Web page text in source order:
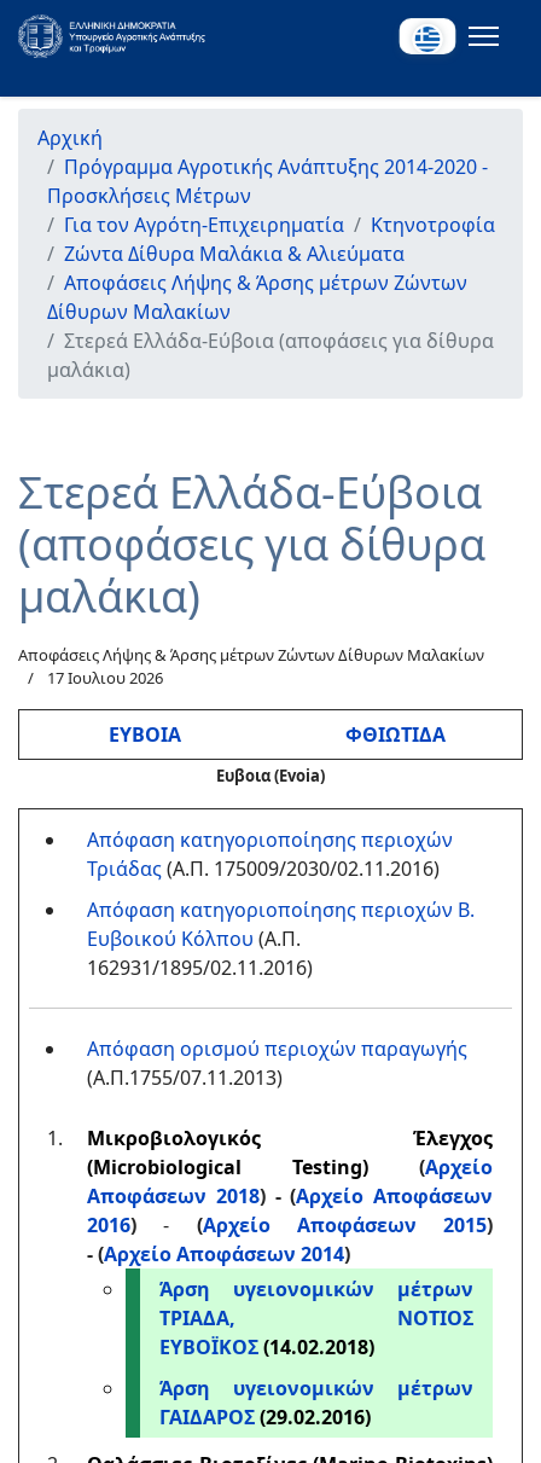
Αρχική
Πρόγραμμα Αγροτικής Ανάπτυξης 2014-2020 -
Προσκλήσεις Μέτρων
Για τον Αγρότη-Επιχειρηματία
Κτηνοτροφία
Ζώντα Δίθυρα Μαλάκια & Αλιεύματα
Αποφάσεις Λήψης & Άρσης μέτρων Ζώντων
Δίθυρων Μαλακίων
Στερεά Ελλάδα-Εύβοια (αποφάσεις για δίθυρα
μαλάκια)
Στερεά Ελλάδα-Εύβοια
(αποφάσεις για δίθυρα
μαλάκια)
Αποφάσεις Λήψης & Άρσης μέτρων Ζώντων Δίθυρων Μαλακίων
17 Ιουλιου 2026
ΕΥΒΟΙΑ ΦΘΙΩΤΙΔΑ
Ευβοια (Evoia)
Απόφαση κατηγοριοποίησης περιοχών
Τριάδας(Α.Π. 175009/2030/02.11.2016)
Απόφαση κατηγοριοποίησης περιοχών Β.
Ευβοικού Κόλπου (Α.Π.
162931/1895/02.11.2016)
Απόφαση ορισμού περιοχών παραγωγής
(Α.Π.1755/07.11.2013)
Μικροβιολογικός Έλεγχος
(Microbiological Testing) (Αρχείο
Αποφάσεων 2018) - (Αρχείο Αποφάσεων
2016) - (Αρχείο Αποφάσεων 2015)
-(Αρχείο Αποφάσεων 2014)
Άρση υγειονομικών μέτρων
ΤΡΙΑΔΑ, ΝΟΤΙΟΣ
ΕΥΒΟΪΚΟΣ(14.02.2018)
Άρση υγειονομικών μέτρων
ΓΑΙΔΑΡΟΣ(29.02.2016)